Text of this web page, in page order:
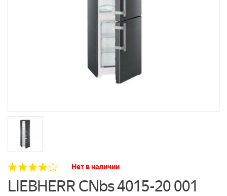
Нет в наличии
LIEBHERR CNbs 4015-20 001